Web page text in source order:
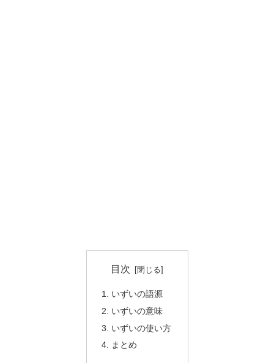
目次
いずいの語源
いずいの意味
いずいの使い方
まとめ